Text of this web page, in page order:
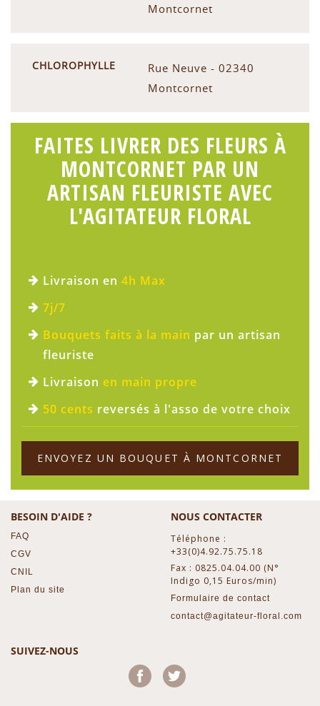
Montcornet
CHLOROPHYLLE
Rue Neuve - 02340
Montcornet
FAITES LIVRER DES FLEURS À
MONTCORNET PAR UN
ARTISAN FLEURISTE AVEC
L'AGITATEUR FLORAL
Livraison en 4h Max
7j/7
Bouquets faits à la main par un artisan
fleuriste
Livraison en main propre
50 cents reversés à l'asso de votre choix
ENVOYEZ UN BOUQUET À MONTCORNET
BESOIN D'AIDE ?
FAQ
CGV
CNIL
Plan du site
NOUS CONTACTER
Téléphone :
+33(0)4.92.75.75.18
Fax : 0825.04.04.00 (N°
Indigo 0,15 Euros/min)
Formulaire de contact
contact@agitateur-floral.com
SUIVEZ-NOUS
Facebook